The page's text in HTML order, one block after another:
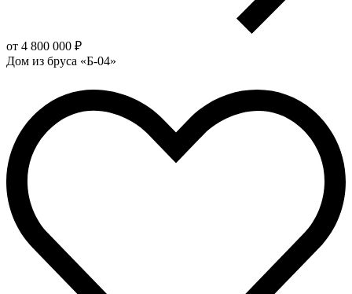
от 4 800 000 ₽
Дом из бруса «Б-04»